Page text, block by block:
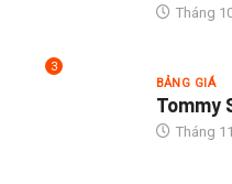
Tháng
3
BẢNG GIÁ
Tommy
Tháng